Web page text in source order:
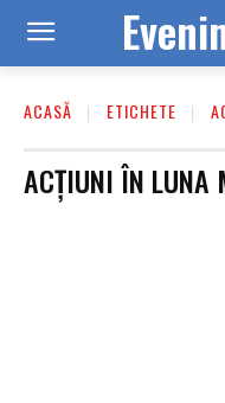
ACASĂ ETICHETE
ACȚIUNI ÎN LUNA